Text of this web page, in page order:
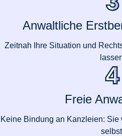
Anwaltliche
Zeitnah Ihre Situation und
Freie
Keine Bindung an Kanzleien: